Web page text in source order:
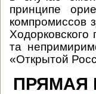
принципе
компромиссов
та
«Открытой
ПРЯМАЯ